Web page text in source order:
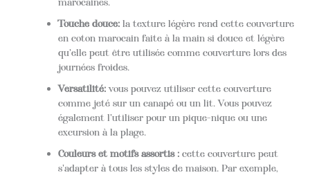
Touche douce:la texture légère rend cette couverture
en coton marocain faite à la main si douce et légère
qu'elle peut être utilisée comme couverture lors des
journées froides.
Versatilité:vous pouvez utiliser cette couverture
comme jeté sur un canapé ou un lit. Vous pouvez
également l'utiliser pour un pique-nique ou une
excursion à la plage.
Couleurs et motifs assortis :cette couverture peut
s'adapter à tous les styles de maison. Par exemple,